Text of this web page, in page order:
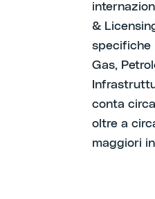
&
specifiche
Gas,
conta
oltre a
maggiori